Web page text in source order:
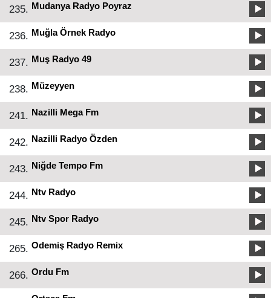
235. Mudanya Radyo Poyraz
236. Muğla Örnek Radyo
237. Muş Radyo 49
238. Müzeyyen
241. Nazilli Mega Fm
242. Nazilli Radyo Özden
243. Niğde Tempo Fm
244. Ntv Radyo
245. Ntv Spor Radyo
265. Odemiş Radyo Remix
266. Ordu Fm